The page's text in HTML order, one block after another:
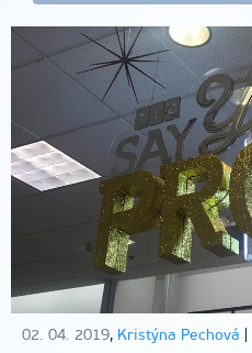
02. 04. 2019, Kristýna Pechová